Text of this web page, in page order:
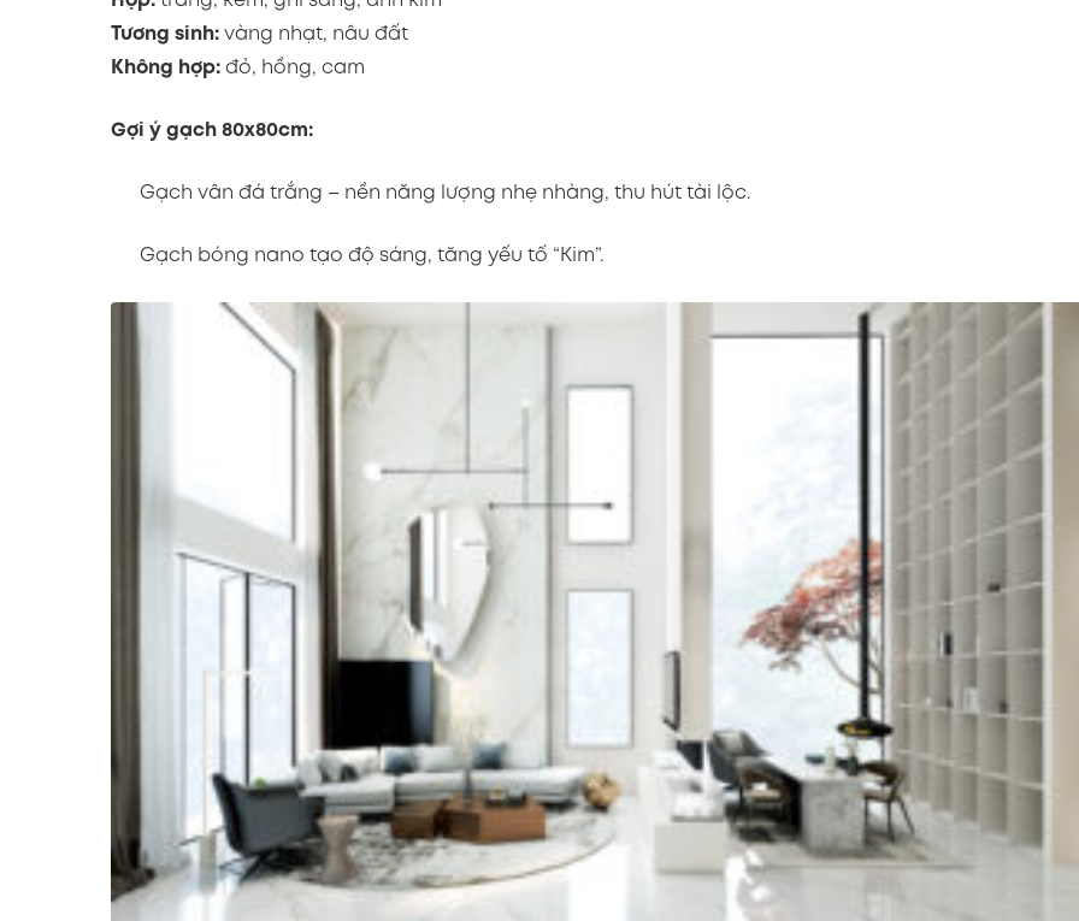
Tương sinh: vàng nhạt, nâu đất
Không hợp: đỏ, hồng, cam
Gợi ý gạch 80x80cm:
Gạch vân đá trắng – nền năng lượng nhẹ nhàng, thu hút tài lộc.
Gạch bóng nano tạo độ sáng, tăng yếu tố “Kim”.